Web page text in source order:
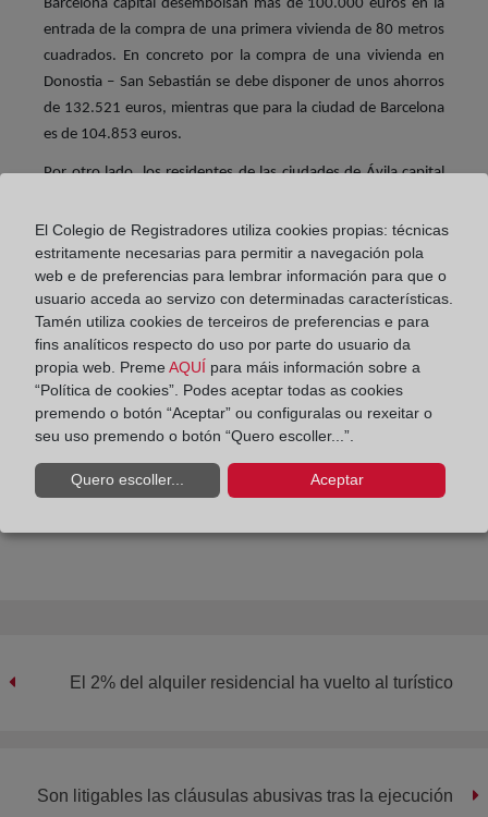
Barcelona capital desembolsan más de 100.000 euros en la
entrada de la compra de una primera vivienda de 80 metros
cuadrados. En concreto por la compra de una vivienda en
Donostia – San Sebastián se debe disponer de unos ahorros
de 132.521 euros, mientras que para la ciudad de Barcelona
es de 104.853 euros.
Por otro lado, los residentes de las ciudades de Ávila capital
(30.867) y Huelva capital (30.762 euros) requieren menos de
30.000 euros ahorrados para la compra de una vivienda de
segunda mano.
En cuanto a las variaciones del presupuesto para la entrada
de una vivienda de segunda mano, los residentes de Palma
de Mallorca son los más afectados porque el presupuesto se
ha disparado un 58% en 5 años. Es decir, por una vivienda de
80 metros en 2016 se daba de entrada 47.088 euros,
mientras que en 2021 se destina 74.427 euros.
El 2% del alquiler residencial ha vuelto al turístico
Son litigables las cláusulas abusivas tras la ejecución
El Colegio de Registradores utiliza cookies propias: técnicas
estritamente necesarias para permitir a navegación pola
web e de preferencias para lembrar información para que o
usuario acceda ao servizo con determinadas características.
Tamén utiliza cookies de terceiros de preferencias e para
fins analíticos respecto do uso por parte do usuario da
propia web. Preme AQUÍ para máis información sobre a
“Política de cookies”. Podes aceptar todas as cookies
premendo o botón “Aceptar” ou configuralas ou rexeitar o
seu uso premendo o botón “Quero escoller...”.
Quero escoller... Aceptar